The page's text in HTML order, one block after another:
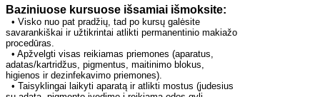
Baziniuose kursuose išsamiai išmoksite:
• Visko nuo pat pradžių, tad po kursų galėsite
savarankiškai ir užtikrintai atlikti permanentinio makiažo
procedūras.
• Apžvelgti visas reikiamas priemones (aparatus,
adatas/kartridžus, pigmentus, maitinimo blokus,
higienos ir dezinfekavimo priemones).
• Taisyklingai laikyti aparatą ir atlikti mostus (judesius